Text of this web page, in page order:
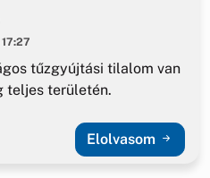
tűzgyújtási tilalom van
teljes területén.
Elolvasom